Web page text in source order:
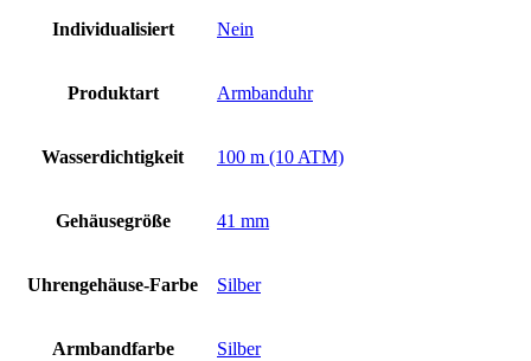
Individualisiert Nein
Produktart Armbanduhr
Wasserdichtigkeit 100 m (10 ATM)
Gehäusegröße 41 mm
Uhrengehäuse-Farbe Silber
Armbandfarbe Silber